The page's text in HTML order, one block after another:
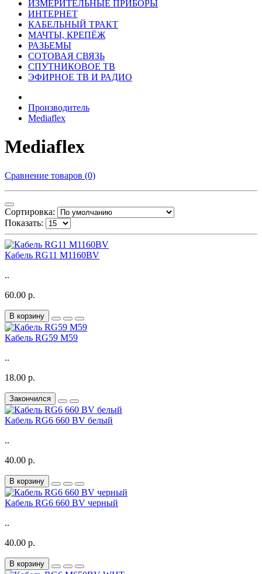
ИЗМЕРИТЕЛЬНЫЕ ПРИБОРЫ
ИНТЕРНЕТ
КАБЕЛЬНЫЙ ТРАКТ
МАЧТЫ, КРЕПЁЖ
РАЗЬЕМЫ
СОТОВАЯ СВЯЗЬ
СПУТНИКОВОЕ ТВ
ЭФИРНОЕ ТВ И РАДИО
Производитель
Mediaflex
Mediaflex
Сравнение товаров (0)
Сортировка:
Показать:
Кабель RG11 M1160BV
..
60.00 р.
В корзину
Кабель RG59 M59
..
18.00 р.
Закончился
Кабель RG6 660 BV белый
..
40.00 р.
В корзину
Кабель RG6 660 BV черный
..
40.00 р.
В корзину